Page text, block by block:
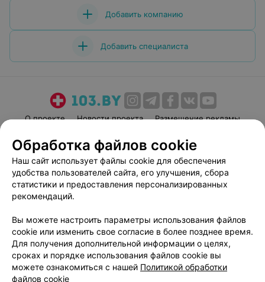
Добавить компанию
Добавить специалиста
О проекте Новости проекта
Размещение рекламы
Пользовательское соглашение
Способы оплаты
Вакансии
Партнеры
Написать руководителю 103.by
Персональные настройки cookie
Обработка персональных данных
Обработка файлов cookie
Наш сайт использует файлы cookie для обеспечения
удобства пользователей сайта, его улучшения, сбора
статистики и предоставления персонализированных
рекомендаций.
Вы можете настроить параметры использования файлов
cookie или изменить свое согласие в более позднее время.
Для получения дополнительной информации о целях,
сроках и порядке использования файлов cookie вы
можете ознакомиться с нашей Политикой обработки
файлов cookie